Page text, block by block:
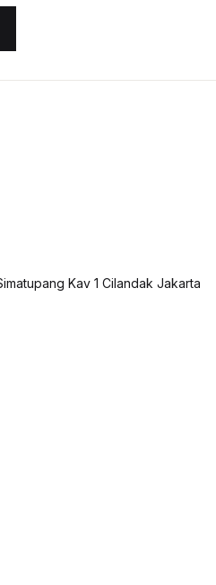
Kav 1 Cilandak Jakarta